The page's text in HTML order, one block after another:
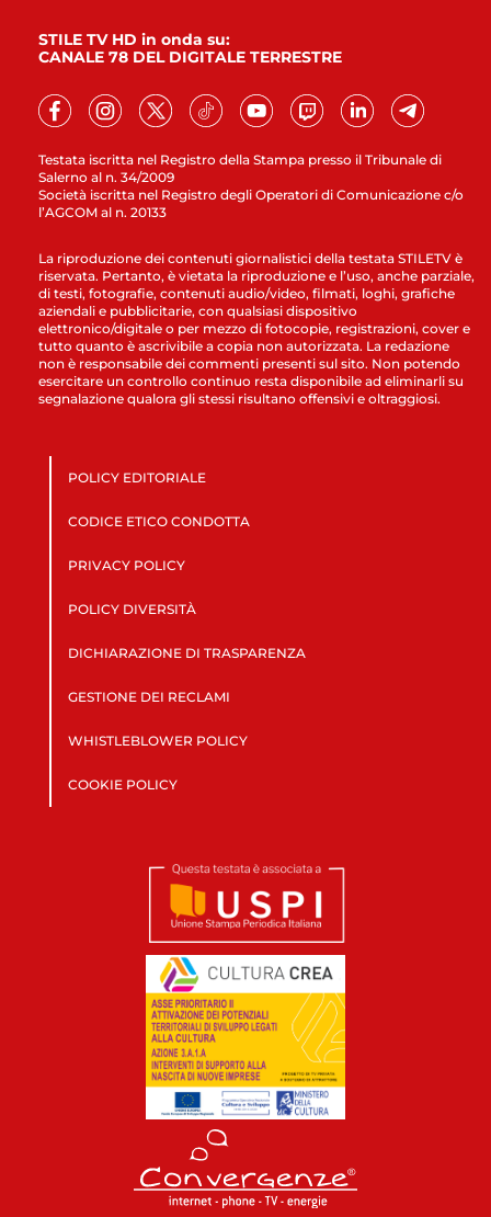
Testata iscritta nel Registro della Stampa presso il Tribunale di
Salerno al n. 34/2009
Società iscritta nel Registro degli Operatori di Comunicazione c/o
l’AGCOM al n. 20133
STILE TV HD in onda su:
CANALE 78 DEL DIGITALE TERRESTRE
La riproduzione dei contenuti giornalistici della testata STILETV è
riservata. Pertanto, è vietata la riproduzione e l’uso, anche parziale,
di testi, fotografie, contenuti audio/video, filmati, loghi, grafiche
aziendali e pubblicitarie, con qualsiasi dispositivo
elettronico/digitale o per mezzo di fotocopie, registrazioni, cover e
tutto quanto è ascrivibile a copia non autorizzata. La redazione
non è responsabile dei commenti presenti sul sito. Non potendo
esercitare un controllo continuo resta disponibile ad eliminarli su
segnalazione qualora gli stessi risultano offensivi e oltraggiosi.
POLICY EDITORIALE
CODICE ETICO CONDOTTA
PRIVACY POLICY
POLICY DIVERSITÀ
DICHIARAZIONE DI TRASPARENZA
GESTIONE DEI RECLAMI
WHISTLEBLOWER POLICY
COOKIE POLICY